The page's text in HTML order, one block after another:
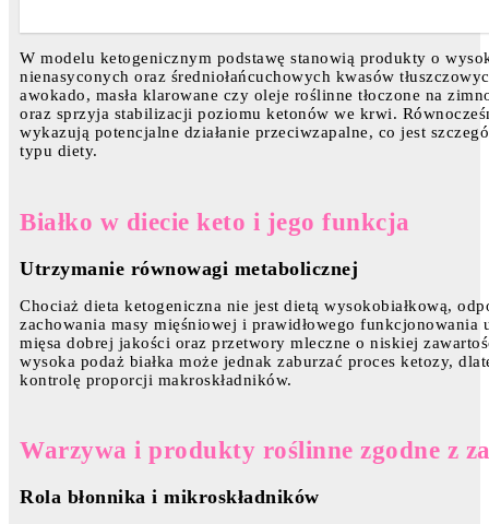
W modelu ketogenicznym podstawę stanowią produkty o
nienasyconych oraz średniołańcuchowych kwasów
awokado, masła klarowane czy oleje roślinne tłoczone na
oraz sprzyja stabilizacji poziomu ketonów we krwi.
wykazują potencjalne działanie przeciwzapalne, co jest
typu diety.
Białko w diecie keto i jego funkcja
Utrzymanie równowagi metabolicznej
Chociaż dieta ketogeniczna nie jest dietą wysokobiałkową,
zachowania masy mięśniowej i prawidłowego
mięsa dobrej jakości oraz przetwory mleczne o niskiej
wysoka podaż białka może jednak zaburzać proces ketozy,
kontrolę proporcji makroskładników.
Warzywa i produkty roślinne zgodne z
Rola błonnika i mikroskładników